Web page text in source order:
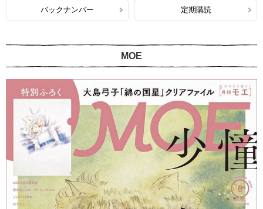
バックナンバー 定期購読
MOE